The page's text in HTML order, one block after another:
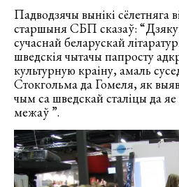
Падводзячы вынікі сёлетняга
старшыня СБП сказаў:
сучаснай беларускай
шведскія чытачы папросту
культурную краіну, амаль
Стокгольма да Гомеля, як
чым са шведскай сталіцы да
межаў ”.